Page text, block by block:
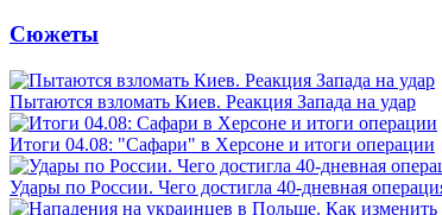
Сюжеты
Пытаются взломать Киев. Реакция Запада на удар
Итоги 04.08: "Сафари" в Херсоне и итоги операции
Удары по России. Чего достигла 40-дневная